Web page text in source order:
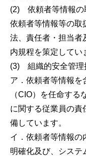
(2) 依頼者等情報の
依頼者等情報等の取
法、責任者・担当者
内規程を策定してい
(3) 組織的安全管理
ア．依頼者等情報を
（CIО）を任命する
に関する従業員の責
備しています。
イ．依頼者等情報の
明確化及び、システ